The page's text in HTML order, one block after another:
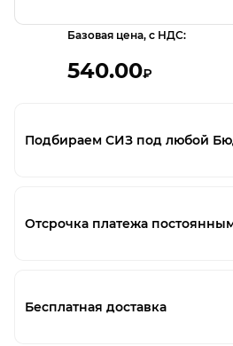
Открыть изображение
Базовая цена, с НДС:
540.00₽
Подбираем СИЗ под любой
Отсрочка платежа
Бесплатная доставка